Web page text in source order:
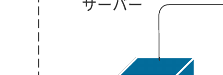
途に役立ちます。
基本的なネットワークのコンポーネントを視覚化す